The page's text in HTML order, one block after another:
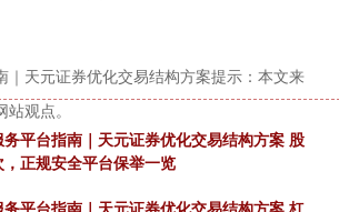
｜天元证券优化交易结构方案提示：本文来
观点。
务平台指南｜天元证券优化交易结构方案 股
正规安全平台保举一览
务平台指南｜天元证券优化交易结构方案 杠